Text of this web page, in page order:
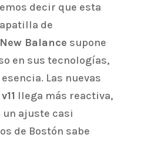
decir que esta
de
New Balance supone
en sus tecnologías,
Las nuevas
llega más reactiva,
ajuste casi
de Bostón sabe